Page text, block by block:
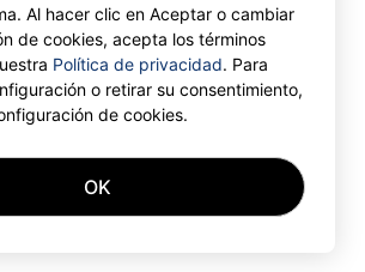
Al hacer clic en Aceptar o cambiar
de cookies, acepta los términos
Política de privacidad. Para
o retirar su consentimiento,
de cookies.
OK